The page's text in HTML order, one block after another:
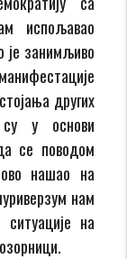
испољавао
је занимљиво
других
су у основи
се поводом
нашао на
нам
на